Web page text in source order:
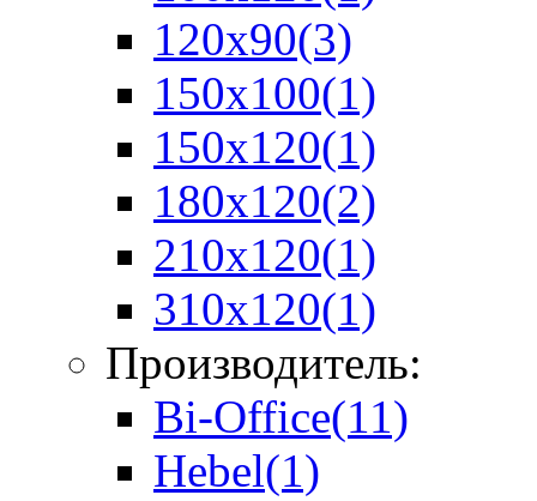
120х90(3)
150х100(1)
150х120(1)
180х120(2)
210х120(1)
310х120(1)
Производитель:
Bi-Office(11)
Hebel(1)